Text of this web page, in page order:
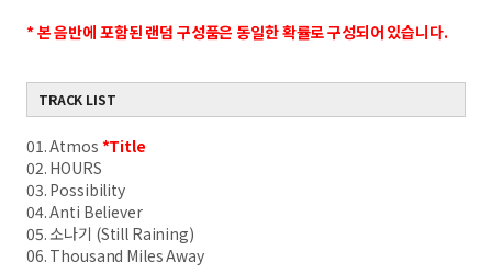
*본 음반에 포함된 랜덤 구성품은 동일한 확률로 구성되어 있습니다.
TRACK LIST
01. Atmos *Title
02. HOURS
03. Possibility
04. Anti Believer
05. 소나기 (Still Raining)
06. Thousand Miles Away